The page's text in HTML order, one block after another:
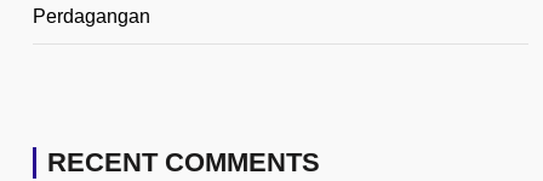
Perdagangan
RECENT COMMENTS